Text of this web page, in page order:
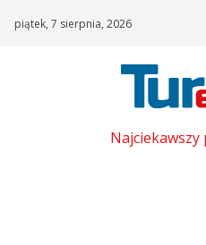
piątek, 7 sierpnia, 2026